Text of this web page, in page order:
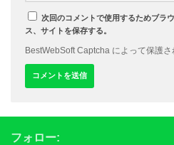
次回のコメントで使用するためブラ
ス、サイトを保存する。
BestWebSoft Captcha によって保護さ
フォロー: